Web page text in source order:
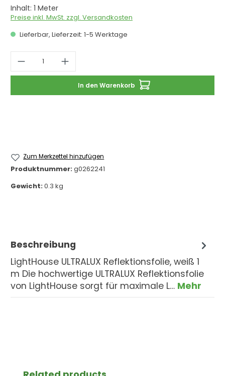
Inhalt: 1 Meter
Preise inkl. MwSt. zzgl. Versandkosten
Lieferbar, Lieferzeit: 1-5 Werktage
Produkt Anzahl: Gib den
In den Warenkorb
Zum Merkzettel hinzufügen
Produktnummer:g0262241
Gewicht:0.3 kg
Beschreibung
LightHouse ULTRALUX Reflektionsfolie, weiß 1
m Die hochwertige ULTRALUX Reflektionsfolie
von LightHouse sorgt für maximale L… Mehr
Produktgalerie überspringen